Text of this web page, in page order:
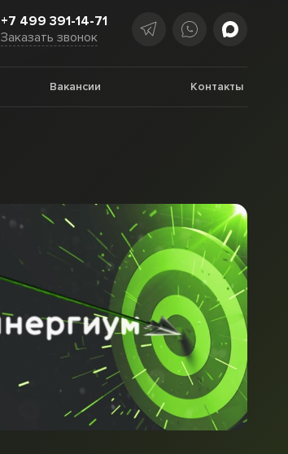
Вакансии Контакты
+7 499 391-14-71
Заказать звонок